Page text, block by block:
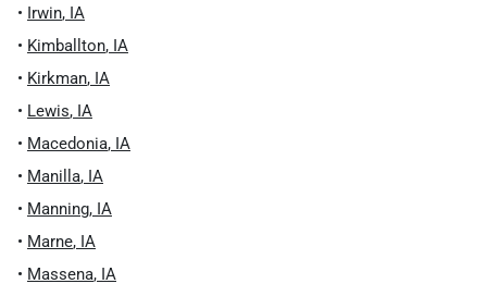
• Irwin, IA
• Kimballton, IA
• Kirkman, IA
• Lewis, IA
• Macedonia, IA
• Manilla, IA
• Manning, IA
• Marne, IA
• Massena, IA